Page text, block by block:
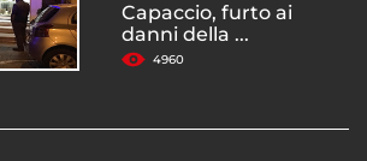
Capaccio, furto ai
danni della ...
4960